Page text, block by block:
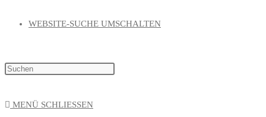
WEBSITE-SUCHE UMSCHALTEN
MENÜ SCHLIESSEN